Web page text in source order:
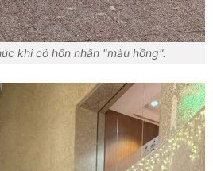
khi có hôn nhân "màu hồng".